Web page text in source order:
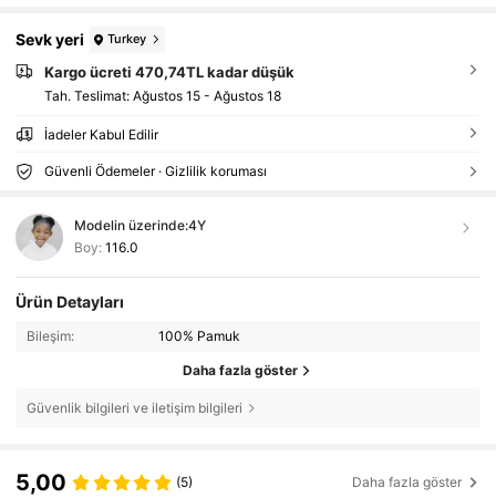
Sevk yeri Turkey
Kargo ücreti 470,74TL kadar düşük
Tah. Teslimat: Ağustos 15 - Ağustos 18
İadeler Kabul Edilir
Güvenli Ödemeler · Gizlilik koruması
Modelin üzerinde:4Y
Boy: 116.0
Ürün Detayları
Bileşim: 100% Pamuk
Daha fazla göster
Güvenlik bilgileri ve iletişim bilgileri
5,00 (5) Daha fazla göster